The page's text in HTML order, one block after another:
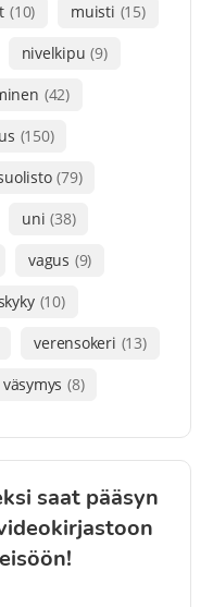
(10) muisti (15)
nivelkipu (9)
(42)
(150)
(79)
uni (38)
vagus (9)
(10)
verensokeri (13)
väsymys (8)
saat pääsyn